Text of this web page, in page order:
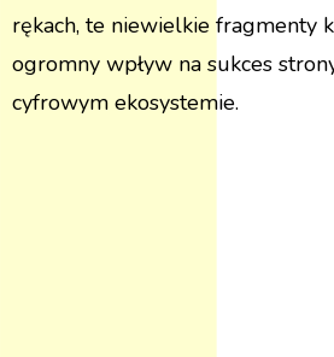
rękach, te niewielkie fragmenty
ogromny wpływ na sukces
cyfrowym ekosystemie.